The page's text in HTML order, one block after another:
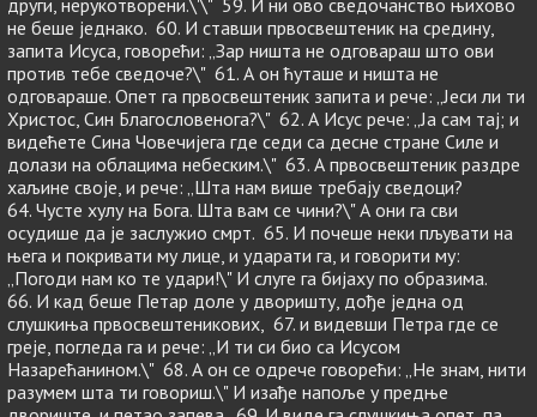
други, нерукотворени.\'\" 59. И ни ово сведочанство њихово
не беше једнако. 60. И ставши првосвештеник на средину,
запита Исуса, говорећи: „Зар ништа не одговараш што ови
против тебе сведоче?\" 61. А он ћуташе и ништа не
одговараше. Опет га првосвештеник запита и рече: „Јеси ли ти
Христос, Син Благословенога?\" 62. А Исус рече: „Ја сам тај; и
видећете Сина Човечијега где седи са десне стране Силе и
долази на облацима небеским.\" 63. А првосвештеник раздре
хаљине своје, и рече: „Шта нам више требају сведоци?
64. Чусте хулу на Бога. Шта вам се чини?\" А они га сви
осудише да је заслужио смрт. 65. И почеше неки пљувати на
њега и покривати му лице, и ударати га, и говорити му:
„Погоди нам ко те удари!\" И слуге га бијаху по образима.
66. И кад беше Петар доле у дворишту, дође једна од
слушкиња првосвештеникових, 67. и видевши Петра где се
греје, погледа га и рече: „И ти си био са Исусом
Назарећанином.\" 68. А он се одрече говорећи: „Не знам, нити
разумем шта ти говориш.\" И изађе напоље у предње